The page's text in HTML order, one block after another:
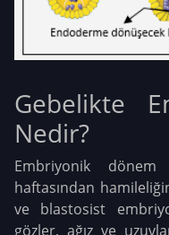
Gebelikte
Nedir?
Embriyonik dönem
haftasından
ve blastosist
gözler, ağız ve